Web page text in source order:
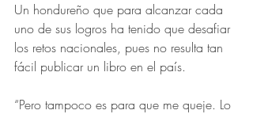
Un hondureño que para alcanzar cada
uno de sus logros ha tenido que desafiar
los retos nacionales, pues no resulta tan
fácil publicar un libro en el país.
“Pero tampoco es para que me queje. Lo